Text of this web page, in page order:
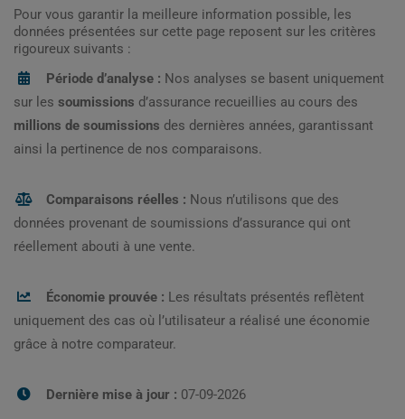
Pour vous garantir la meilleure information possible, les
données présentées sur cette page reposent sur les critères
rigoureux suivants :
Période d’analyse : Nos analyses se basent uniquement
sur les soumissions d’assurance recueillies au cours des
millions de soumissions des dernières années, garantissant
ainsi la pertinence de nos comparaisons.
Comparaisons réelles : Nous n’utilisons que des
données provenant de soumissions d’assurance qui ont
réellement abouti à une vente.
Économie prouvée : Les résultats présentés reflètent
uniquement des cas où l’utilisateur a réalisé une économie
grâce à notre comparateur.
Dernière mise à jour : 07-09-2026